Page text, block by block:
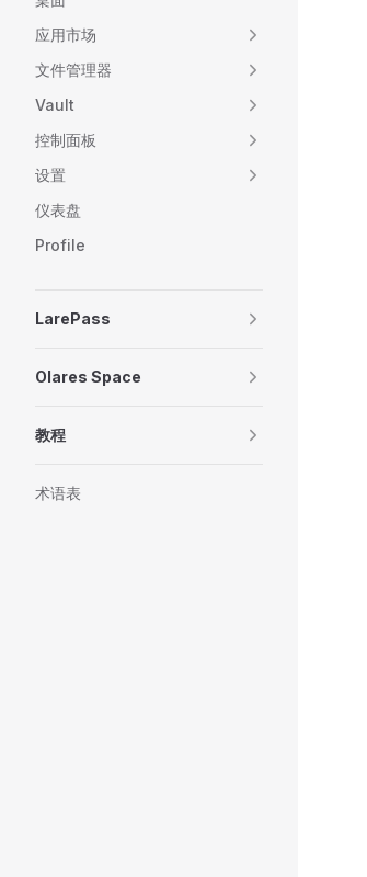
应用市场
文件管理器
Vault
控制面板
设置
仪表盘
Profile
LarePass
Olares Space
教程
术语表